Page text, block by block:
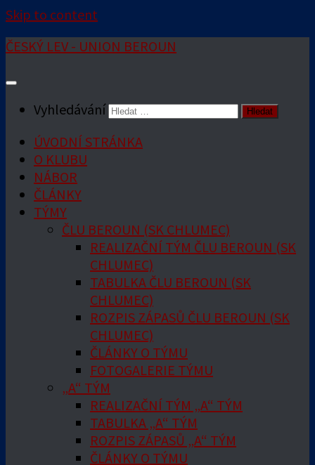
Skip to content
ČESKÝ LEV - UNION BEROUN
Vyhledávání
ÚVODNÍ STRÁNKA
O KLUBU
NÁBOR
ČLÁNKY
TÝMY
ČLU BEROUN (SK CHLUMEC)
REALIZAČNÍ TÝM ČLU BEROUN (SK
CHLUMEC)
TABULKA ČLU BEROUN (SK
CHLUMEC)
ROZPIS ZÁPASŮ ČLU BEROUN (SK
CHLUMEC)
ČLÁNKY O TÝMU
FOTOGALERIE TÝMU
„A“ TÝM
REALIZAČNÍ TÝM „A“ TÝM
TABULKA „A“ TÝM
ROZPIS ZÁPASŮ „A“ TÝM
ČLÁNKY O TÝMU